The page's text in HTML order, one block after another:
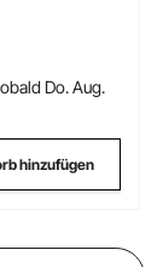
Brillen
Do. Aug.
hinzufügen